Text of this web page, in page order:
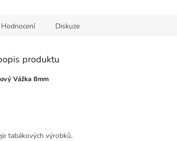
Hodnocení Diskuze
produktu
Vážka 8mm
tabákových výrobků,